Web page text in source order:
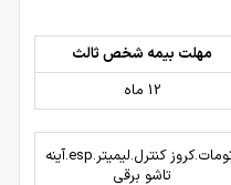
مهلت بیمه شخص ثالث
12 ماه
اتومات.کروز کنترل.لیمیتر.esp.آینه
تاشو برقی